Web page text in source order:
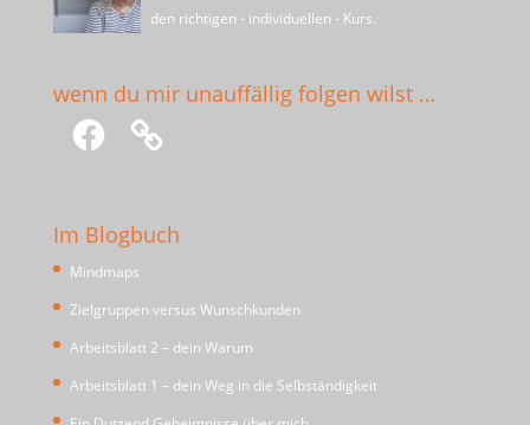
den richtigen - individuellen - Kurs.
wenn du mir unauffällig folgen wilst …
Facebook
Im Blogbuch
Mindmaps
Zielgruppen versus Wunschkunden
Arbeitsblatt 2 – dein Warum
Arbeitsblatt 1 – dein Weg in die Selbständigkeit